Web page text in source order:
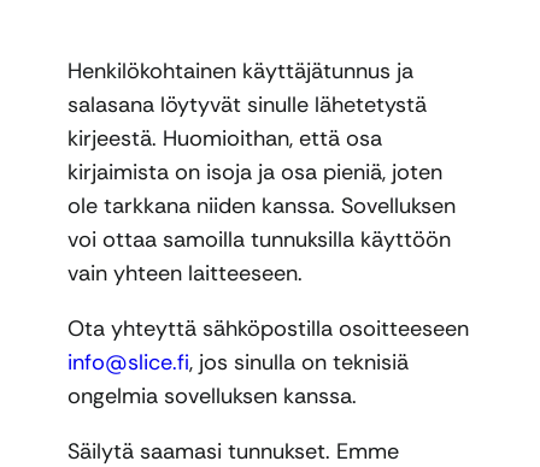
Henkilökohtainen käyttäjätunnus ja
salasana löytyvät sinulle lähetetystä
kirjeestä. Huomioithan, että osa
kirjaimista on isoja ja osa pieniä, joten
ole tarkkana niiden kanssa. Sovelluksen
voi ottaa samoilla tunnuksilla käyttöön
vain yhteen laitteeseen.
Ota yhteyttä sähköpostilla osoitteeseen
info@slice.fi, jos sinulla on teknisiä
ongelmia sovelluksen kanssa.
Säilytä saamasi tunnukset. Emme